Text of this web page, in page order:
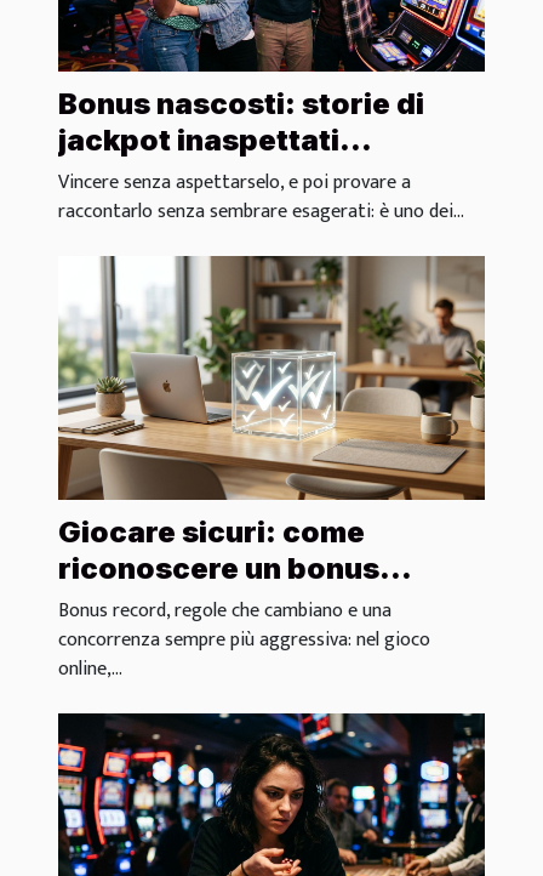
Bonus nascosti: storie di
jackpot inaspettati
raccontate dai giocatori
Vincere senza aspettarselo, e poi provare a
raccontarlo senza sembrare esagerati: è uno dei...
Giocare sicuri: come
riconoscere un bonus
trasparente e affidabile
Bonus record, regole che cambiano e una
concorrenza sempre più aggressiva: nel gioco
online,...